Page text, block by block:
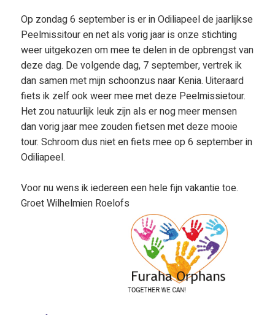
Op zondag 6 september is er in Odiliapeel de jaarlijkse
Peelmissitour en net als vorig jaar is onze stichting
weer uitgekozen om mee te delen in de opbrengst van
deze dag. De volgende dag, 7 september, vertrek ik
dan samen met mijn schoonzus naar Kenia. Uiteraard
fiets ik zelf ook weer mee met deze Peelmissietour.
Het zou natuurlijk leuk zijn als er nog meer mensen
dan vorig jaar mee zouden fietsen met deze mooie
tour. Schroom dus niet en fiets mee op 6 september in
Odiliapeel.
Voor nu wens ik iedereen een hele fijn vakantie toe.
Groet Wilhelmien Roelofs